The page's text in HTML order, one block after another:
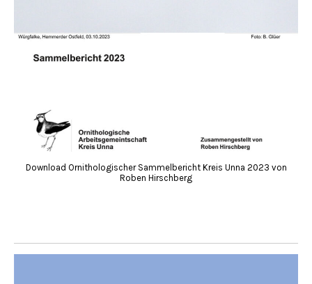
Download Ornithologischer Sammelbericht Kreis Unna 2023 von
Roben Hirschberg